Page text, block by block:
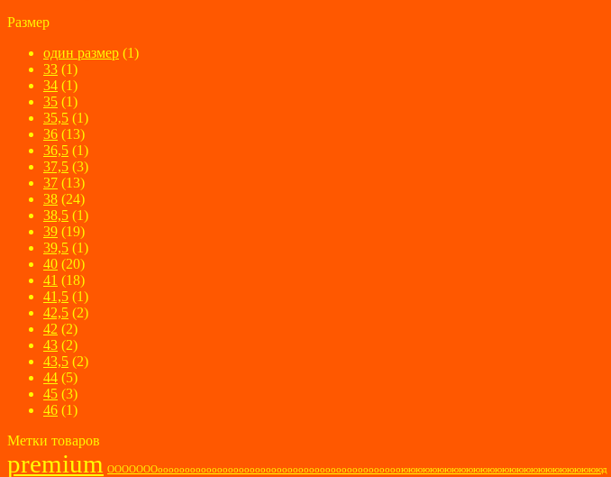
Размер
один размер (1)
33 (1)
34 (1)
35 (1)
35,5 (1)
36 (13)
36,5 (1)
37,5 (3)
37 (13)
38 (24)
38,5 (1)
39 (19)
39,5 (1)
40 (20)
41 (18)
41,5 (1)
42,5 (2)
42 (2)
43 (2)
43,5 (2)
44 (5)
45 (3)
46 (1)
Метки товаров
premium ОООООООоооооооооооооооооооооооооооооооооооооооооооооююююююююююююююююююююююююююююд